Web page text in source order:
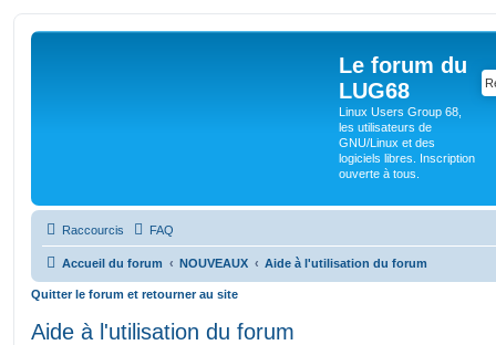
Le forum du
LUG68
Linux Users Group 68,
les utilisateurs de
GNU/Linux et des
logiciels libres. Inscription
ouverte à tous.
Raccourcis FAQ
Accueil du forum NOUVEAUX Aide à l'utilisation du forum
Quitter le forum et retourner au site
Aide à l'utilisation du forum